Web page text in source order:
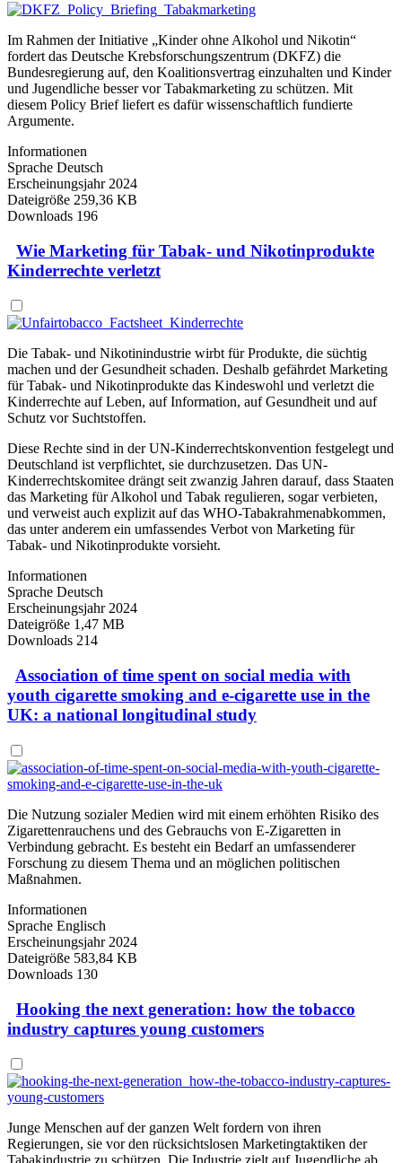
Im Rahmen der Initiative „Kinder ohne Alkohol und Nikotin“
fordert das Deutsche Krebsforschungszentrum (DKFZ) die
Bundesregierung auf, den Koalitionsvertrag einzuhalten und Kinder
und Jugendliche besser vor Tabakmarketing zu schützen. Mit
diesem Policy Brief liefert es dafür wissenschaftlich fundierte
Argumente.
Informationen
Sprache Deutsch
Erscheinungsjahr 2024
Dateigröße 259,36 KB
Downloads 196
Wie Marketing für Tabak- und Nikotinprodukte
Kinderrechte verletzt
Die Tabak- und Nikotinindustrie wirbt für Produkte, die süchtig
machen und der Gesundheit schaden. Deshalb gefährdet Marketing
für Tabak- und Nikotinprodukte das Kindeswohl und verletzt die
Kinderrechte auf Leben, auf Information, auf Gesundheit und auf
Schutz vor Suchtstoffen.
Diese Rechte sind in der UN-Kinderrechtskonvention festgelegt und
Deutschland ist verpflichtet, sie durchzusetzen. Das UN-
Kinderrechtskomitee drängt seit zwanzig Jahren darauf, dass Staaten
das Marketing für Alkohol und Tabak regulieren, sogar verbieten,
und verweist auch explizit auf das WHO-Tabakrahmenabkommen,
das unter anderem ein umfassendes Verbot von Marketing für
Tabak- und Nikotinprodukte vorsieht.
Informationen
Sprache Deutsch
Erscheinungsjahr 2024
Dateigröße 1,47 MB
Downloads 214
Association of time spent on social media with
youth cigarette smoking and e-cigarette use in the
UK: a national longitudinal study
Die Nutzung sozialer Medien wird mit einem erhöhten Risiko des
Zigarettenrauchens und des Gebrauchs von E-Zigaretten in
Verbindung gebracht. Es besteht ein Bedarf an umfassenderer
Forschung zu diesem Thema und an möglichen politischen
Maßnahmen.
Informationen
Sprache Englisch
Erscheinungsjahr 2024
Dateigröße 583,84 KB
Downloads 130
Hooking the next generation: how the tobacco
industry captures young customers
Junge Menschen auf der ganzen Welt fordern von ihren
Regierungen, sie vor den rücksichtslosen Marketingtaktiken der